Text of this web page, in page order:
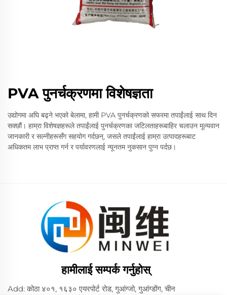
PVA पुनर्चक्रणमा विशेषज्ञता
उद्योगमा अघि बढ्ने भएको बेलामा, हामी PVA पुनर्चक्रणको सफरमा तपाईंलाई साथ दिन
सक्छौं। हाम्रा विशेषज्ञहरूले तपाईंलाई पुनर्चक्रणका जटिलताहरूबाहिर चलाउन मूल्यवान
जानकारी र सल्नीहरूसँग सहयोग गर्दछन्, जसले तपाईंलाई हाम्रा उत्पादहरूबाट
अधिकतम लाभ प्राप्त गर्न र पर्यावरणलाई न्यूनतम नुकसान पुग्न पर्दछ।
हामीलाई सम्पर्क गर्नुहोस्
Add: कोठा ४०१, १६३० एयरपोर्ट रोड, गुआंग्जो, गुआंग्डोंग, चीन